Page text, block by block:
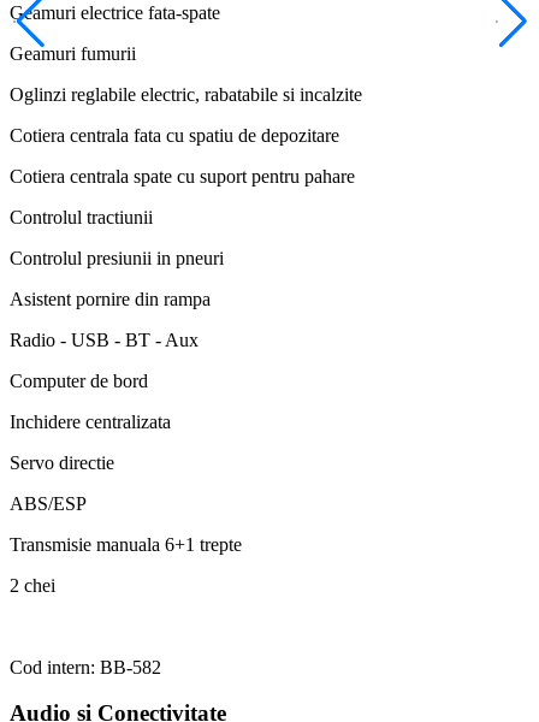
Geamuri electrice fata-spate
Geamuri fumurii
Oglinzi reglabile electric, rabatabile si incalzite
Cotiera centrala fata cu spatiu de depozitare
Cotiera centrala spate cu suport pentru pahare
Controlul tractiunii
Controlul presiunii in pneuri
Asistent pornire din rampa
Radio - USB - BT - Aux
Computer de bord
Inchidere centralizata
Servo directie
ABS/ESP
Transmisie manuala 6+1 trepte
2 chei
Cod intern: BB-582
Audio si Conectivitate